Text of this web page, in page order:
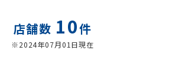
店舗数 10件
※2024年07月01日現在